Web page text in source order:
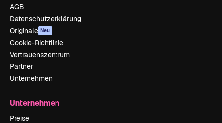
AGB
Datenschutzerklärung
Originale Neu
Cookie-Richtlinie
Vertrauenszentrum
Partner
Unternehmen
Unternehmen
Preise